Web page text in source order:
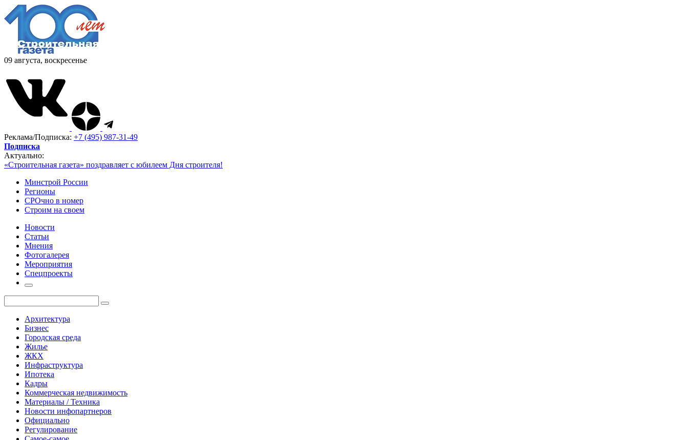
09 августа, воскресенье
Реклама/Подписка: +7 (495) 987-31-49
Подписка
Актуально:
«Строительная газета» поздравляет с юбилеем Дня строителя!
Минстрой России
Регионы
СРОчно в номер
Строим на своем
Новости
Статьи
Мнения
Фотогалерея
Мероприятия
Спецпроекты
Архитектура
Бизнес
Городская среда
Жилье
ЖКХ
Инфраструктура
Ипотека
Кадры
Коммерческая недвижимость
Материалы / Техника
Новости инфопартнеров
Официально
Регулирование